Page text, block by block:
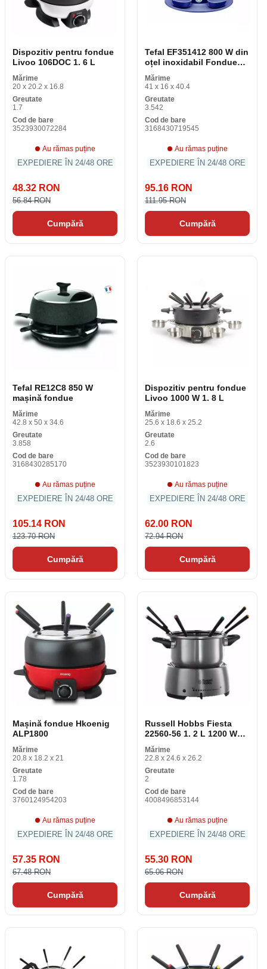
Dispozitiv pentru fondue
Livoo 106DOC 1. 6 L
Mărime
20 x 20.2 x 16.8
Greutate
1.7
Cod de bare
3523930072284
Au rămas puține
EXPEDIERE ÎN 24/48 ORE
48.32 RON
56.84 RON
Cumpără
Tefal EF351412 800 W din
oțel inoxidabil Fondue
Kit
Mărime
41 x 16 x 40.4
Greutate
3.542
Cod de bare
3168430719545
Au rămas puține
EXPEDIERE ÎN 24/48 ORE
95.16 RON
111.95 RON
Cumpără
Tefal RE12C8 850 W
mașină fondue
Mărime
42.8 x 50 x 34.6
Greutate
3.858
Cod de bare
3168430285170
Au rămas puține
EXPEDIERE ÎN 24/48 ORE
105.14 RON
123.70 RON
Cumpără
Dispozitiv pentru fondue
Livoo 1000 W 1. 8 L
Mărime
25.6 x 18.6 x 25.2
Greutate
2.6
Cod de bare
3523930101823
Au rămas puține
EXPEDIERE ÎN 24/48 ORE
62.00 RON
72.94 RON
Cumpără
Mașină fondue Hkoenig
ALP1800
Mărime
20.8 x 18.2 x 21
Greutate
1.78
Cod de bare
3760124954203
Au rămas puține
EXPEDIERE ÎN 24/48 ORE
57.35 RON
67.48 RON
Cumpără
Russell Hobbs Fiesta
22560-56 1. 2 L 1200 W
mașină fondue
Mărime
22.8 x 24.6 x 26.2
Greutate
2
Cod de bare
4008496853144
Au rămas puține
EXPEDIERE ÎN 24/48 ORE
55.30 RON
65.06 RON
Cumpără